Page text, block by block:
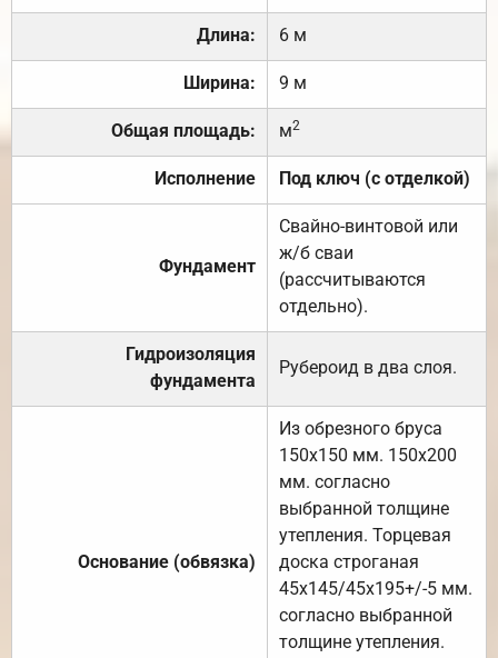
Длина: 6 м
Ширина: 9 м
Общая площадь: м2
Исполнение Под ключ (с отделкой)
Фундамент
Свайно-винтовой или
ж/б сваи
(рассчитываются
отдельно).
Гидроизоляция
фундамента
Рубероид в два слоя.
Основание (обвязка)
Из обрезного бруса
150х150 мм. 150х200
мм. согласно
выбранной толщине
утепления. Торцевая
доска строганая
45х145/45х195+/-5 мм.
согласно выбранной
толщине утепления.